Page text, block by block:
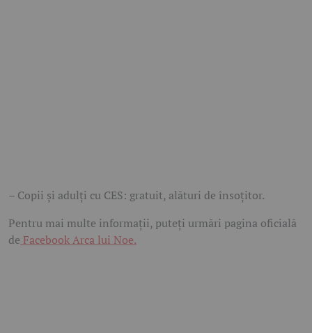
– Copii și adulți cu CES: gratuit, alături de însoțitor.
Pentru mai multe informații, puteți urmări pagina oficială
de Facebook Arca lui Noe.